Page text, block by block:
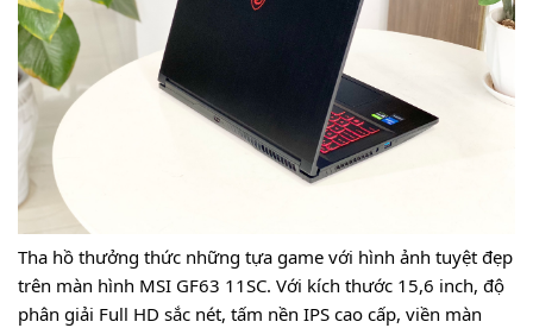
Tha hồ thưởng thức những tựa game với hình ảnh tuyệt đẹp
trên màn hình MSI GF63 11SC. Với kích thước 15,6 inch, độ
phân giải Full HD sắc nét, tấm nền IPS cao cấp, viền màn